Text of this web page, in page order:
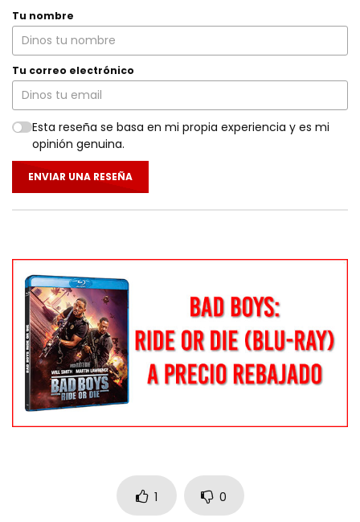
Tu nombre
Tu correo electrónico
Esta reseña se basa en mi propia experiencia y es mi
opinión genuina.
ENVIAR UNA RESEÑA
1 0